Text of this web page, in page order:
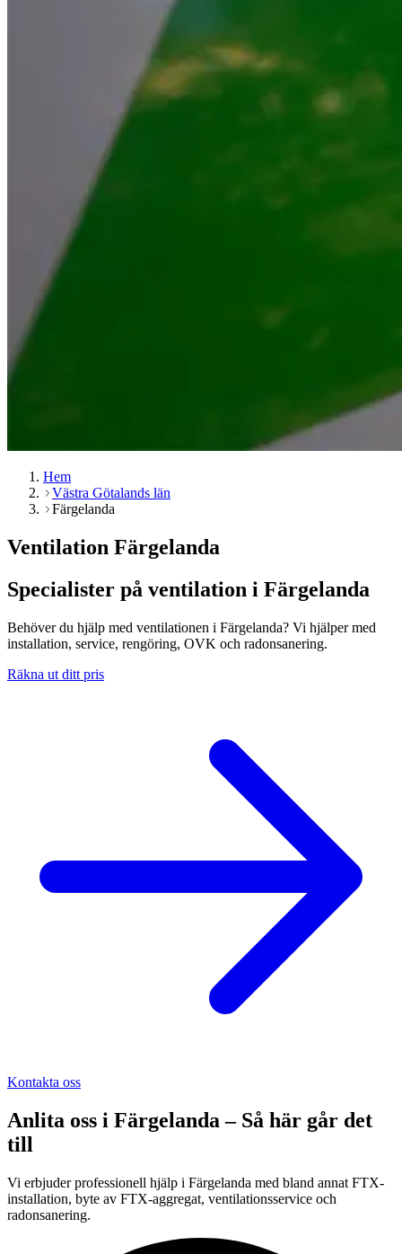
Hem
Västra Götalands län
Färgelanda
Ventilation Färgelanda
Specialister på ventilation i Färgelanda
Behöver du hjälp med ventilationen i Färgelanda? Vi hjälper med
installation, service, rengöring, OVK och radonsanering.
Räkna ut ditt pris
Kontakta oss
Anlita oss i Färgelanda – Så här går det
till
Vi erbjuder professionell hjälp i Färgelanda med bland annat FTX-
installation, byte av FTX-aggregat, ventilationsservice och
radonsanering.